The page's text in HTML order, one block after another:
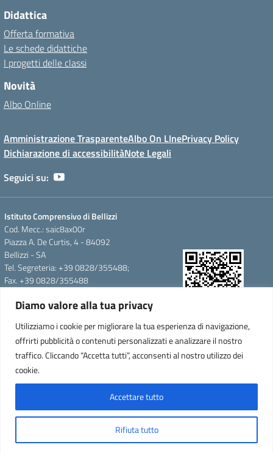
Diamo valore alla tua privacy
Utilizziamo i cookie per migliorare la tua esperienza di navigazione,
offrirti pubblicità o contenuti personalizzati e analizzare il nostro
traffico. Cliccando “Accetta tutti”, acconsenti al nostro utilizzo dei
cookie.
Rifiuta tutto
Accettare tutto
Didattica
Offerta formativa
Le schede didattiche
I progetti delle classi
Novità
Albo Online
Amministrazione TrasparenteAlbo On LInePrivacy Policy
Dichiarazione di accessibilitàNote Legali
Seguici su:
Istituto Comprensivo di Bellizzi
Cod. Mecc.: saic8ax00r
Piazza A. De Curtis, 4 - 84092
Bellizzi - SA
Tel. Segreteria: +39 0828/355488;
Fax. +39 0828/355488
pec: saic8ax00r@pec.istruzione.it
Cod.Mecc.:saic8ax00r
C.U.F.E.:UFTARW-Uff_eFatturaPA
Iban.IT 64 F
0837876090000000335473
WebApp
Concept & Design by Designers Italia